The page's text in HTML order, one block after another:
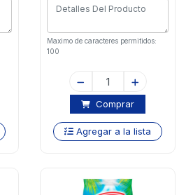
Maximo de caracteres permitidos:
100
Comprar
Agregar a la lista